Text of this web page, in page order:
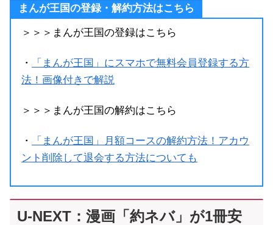
まんが王国の登録・解約方法はこちら
＞＞＞まんが王国の登録はこちら
・
「まんが王国」にスマホで無料会員登録する方
法！画像付きで解説
＞＞＞まんが王国の解約はこちら
・
「まんが王国」月額コースの解約方法！アカウ
ント削除して退会する方法についても
U-NEXT：漫画「約ネバ」が1冊安